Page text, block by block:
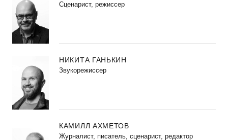
Cценарист, режиссер
НИКИТА ГАНЬКИН
Звукорежиссер
КАМИЛЛ АХМЕТОВ
Журналист, писатель, сценарист, редактор